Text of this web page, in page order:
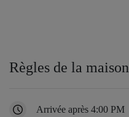
Règles de la maison
Arrivée après 4:00 PM